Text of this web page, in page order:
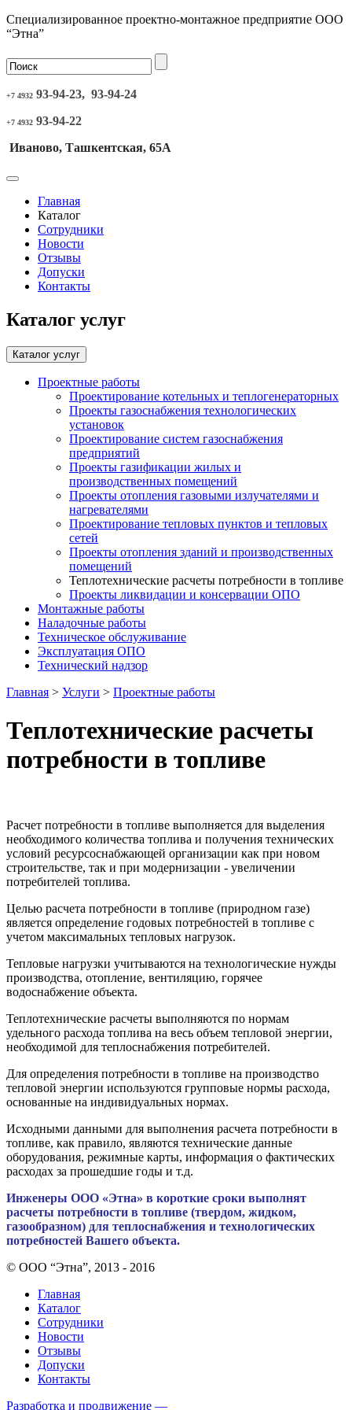
Специализированное проектно-монтажное предприятие ООО
“Этна”
+7 4932 93-94-23, 93-94-24
+7 4932 93-94-22
Иваново, Ташкентская, 65А
Главная
Каталог
Сотрудники
Новости
Отзывы
Допуски
Контакты
Каталог услуг
Каталог услуг
Проектные работы
Проектирование котельных и теплогенераторных
Проекты газоснабжения технологических
установок
Проектирование систем газоснабжения
предприятий
Проекты газификации жилых и
производственных помещений
Проекты отопления газовыми излучателями и
нагревателями
Проектирование тепловых пунктов и тепловых
сетей
Проекты отопления зданий и производственных
помещений
Теплотехнические расчеты потребности в топливе
Проекты ликвидации и консервации ОПО
Монтажные работы
Наладочные работы
Техническое обслуживание
Эксплуатация ОПО
Технический надзор
Главная > Услуги > Проектные работы
Теплотехнические расчеты
потребности в топливе
Расчет потребности в топливе выполняется для выделения
необходимого количества топлива и получения технических
условий ресурсоснабжающей организации как при новом
строительстве, так и при модернизации - увеличении
потребителей топлива.
Целью расчета потребности в топливе (природном газе)
является определение годовых потребностей в топливе с
учетом максимальных тепловых нагрузок.
Тепловые нагрузки учитываются на технологические нужды
производства, отопление, вентиляцию, горячее
водоснабжение объекта.
Теплотехнические расчеты выполняются по нормам
удельного расхода топлива на весь объем тепловой энергии,
необходимой для теплоснабжения потребителей.
Для определения потребности в топливе на производство
тепловой энергии используются групповые нормы расхода,
основанные на индивидуальных нормах.
Исходными данными для выполнения расчета потребности в
топливе, как правило, являются технические данные
оборудования, режимные карты, информация о фактических
расходах за прошедшие годы и т.д.
Инженеры ООО «Этна» в короткие сроки выполнят
расчеты потребности в топливе (твердом, жидком,
газообразном) для теплоснабжения и технологических
потребностей Вашего объекта.
© ООО “Этна”, 2013 - 2016
Главная
Каталог
Сотрудники
Новости
Отзывы
Допуски
Контакты
Разработка и продвижение —